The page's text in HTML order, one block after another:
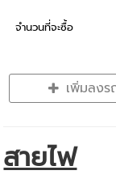
จำนวนที่จะซื้อ
เพิ่มลงร
สายไฟ